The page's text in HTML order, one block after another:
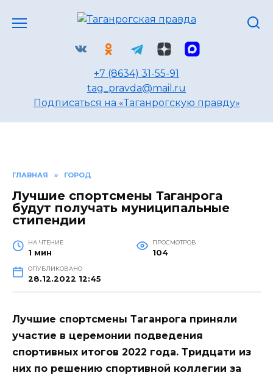
+7 (8634) 31-55-91
tag_pravda@mail.ru
Подписаться на «Таганрогскую правду»
ГЛАВНАЯ » ГОРОД
Лучшие спортсмены Таганрога
будут получать муниципальные
стипендии
НА ЧТЕНИЕ
1 мин
ПРОСМОТРОВ
104
ОПУБЛИКОВАНО
28.12.2022 12:45
Лучшие спортсмены Таганрога приняли
участие в церемонии подведения
спортивных итогов 2022 года. Тридцати из
них по решению спортивной коллегии за